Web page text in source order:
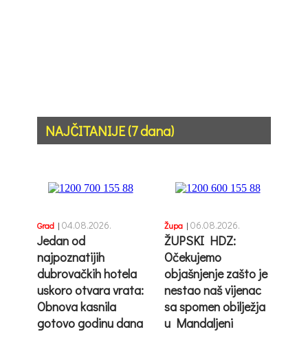
NAJČITANIJE (7 dana)
Grad | 04.08.2026.
Jedan od
najpoznatijih
dubrovačkih hotela
uskoro otvara vrata:
Obnova kasnila
gotovo godinu dana
Župa | 06.08.2026.
ŽUPSKI HDZ:
Očekujemo
objašnjenje zašto je
nestao naš vijenac
sa spomen obilježja
u Mandaljeni